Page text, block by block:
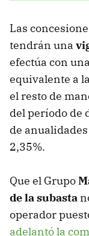
Las
tendrán una
efectúa con
equivalente a
el resto de
del período de
de
2,35%.
Que el Grupo
de la subasta
operador
adelantó la